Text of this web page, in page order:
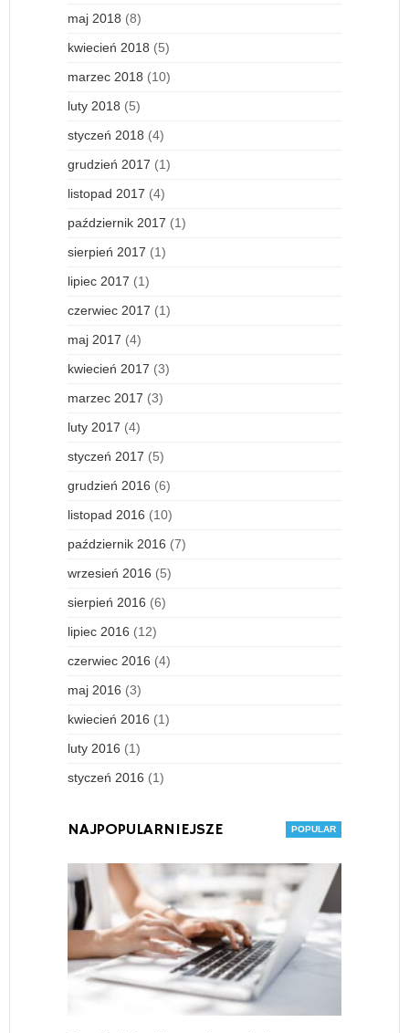
maj 2018 (8)
kwiecień 2018 (5)
marzec 2018 (10)
luty 2018 (5)
styczeń 2018 (4)
grudzień 2017 (1)
listopad 2017 (4)
październik 2017 (1)
sierpień 2017 (1)
lipiec 2017 (1)
czerwiec 2017 (1)
maj 2017 (4)
kwiecień 2017 (3)
marzec 2017 (3)
luty 2017 (4)
styczeń 2017 (5)
grudzień 2016 (6)
listopad 2016 (10)
październik 2016 (7)
wrzesień 2016 (5)
sierpień 2016 (6)
lipiec 2016 (12)
czerwiec 2016 (4)
maj 2016 (3)
kwiecień 2016 (1)
luty 2016 (1)
styczeń 2016 (1)
NAJPOPULARNIEJSZE